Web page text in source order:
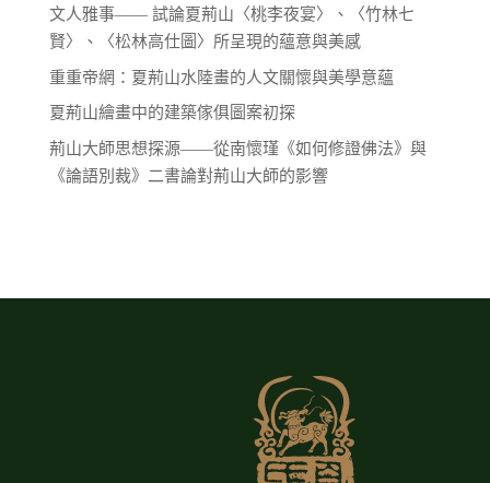
文人雅事—— 試論夏荊山〈桃李夜宴〉、〈竹林七
賢〉、〈松林高仕圖〉所呈現的蘊意與美感
重重帝網：夏荊山水陸畫的人文關懷與美學意蘊
夏荊山繪畫中的建築傢俱圖案初探
荊山大師思想探源——從南懷瑾《如何修證佛法》與
《論語別裁》二書論對荊山大師的影響